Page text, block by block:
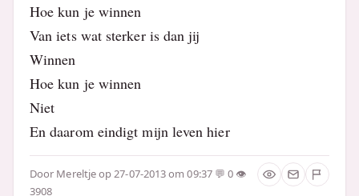
Hoe kun je winnen
Van iets wat sterker is dan jij
Winnen
Hoe kun je winnen
Niet
En daarom eindigt mijn leven hier
Door Mereltjeop 27-07-2013 om 09:37
0
3908